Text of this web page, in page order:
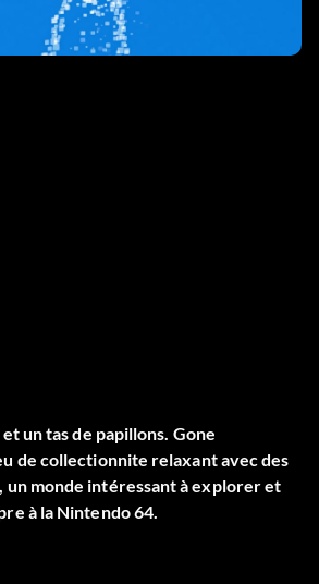
un tas de papillons. Gone
de collectionnite relaxant avec des
un monde intéressant à explorer et
à la Nintendo 64.